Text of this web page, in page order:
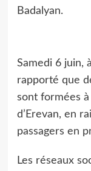
Badalyan.
Samedi 6 juin,
rapporté que
sont formées
d’Erevan, en
passagers en
Les réseaux